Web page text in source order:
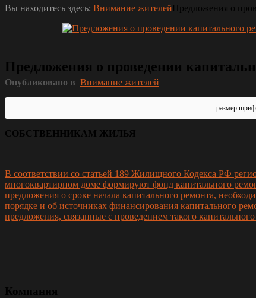
Вы находитесь здесь: Внимание жителейПредложения о
Предложения о проведении
Опубликовано в Внимание жителей
размер
СОБСТВЕННИКАМ ЖИЛЬЯ
В соответствии со статьей 189 Жилищного Кодекса РФ
многоквартирном доме формируют фонд капитального
предложения о сроке начала капитального ремонта,
порядке и об источниках финансирования капитального
предложения, связанные с проведением такого
Компания